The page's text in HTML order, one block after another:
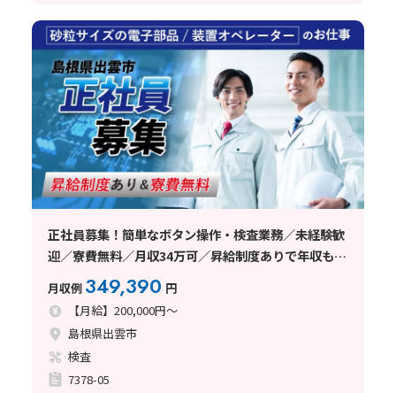
正社員募集！簡単なボタン操作・検査業務／未経験歓
迎／寮費無料／月収34万可／昇給制度ありで年収もア
ップ可能！／島根県
月収例 349,390 円
【月給】200,000円～
島根県出雲市
検査
7378-05